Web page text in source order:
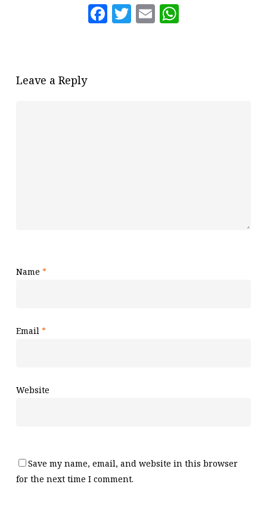
Facebook
Twitter
Email
Leave a Reply
Name *
Email *
Website
Save my name, email, and website in this browser
for the next time I comment.